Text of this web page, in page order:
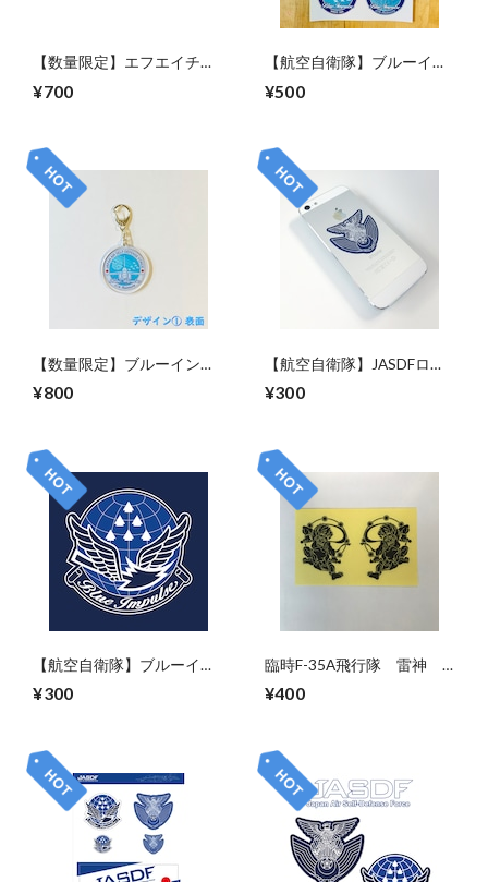
【数量限定】エフエイチな
ン」 アクリルキーホルダー
¥700
【航空自衛隊】ブルーイン
リジナルステッカーシート
¥500
【数量限定】ブルーインパ
デザイン アクリルキーホル
¥800
【航空自衛隊】JASDFロゴ
ル便)
¥300
【航空自衛隊】ブルーイン
パルス ステッカー※送料無
料(メール便)
¥300
臨時F-35A飛行隊 雷神
※送料無料<メール便>
¥400